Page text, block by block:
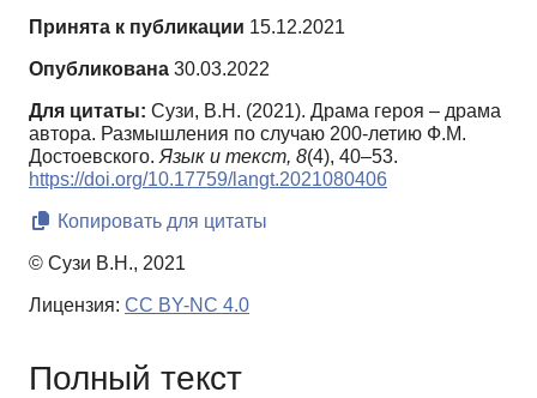
Принята к публикации 15.12.2021
Опубликована 30.03.2022
Для цитаты: Сузи, В.Н. (2021). Драма героя – драма
автора. Размышления по случаю 200-летию Ф.М.
Достоевского. Язык и текст, 8(4), 40–53.
https://doi.org/10.17759/langt.2021080406
Копировать для цитаты
© Сузи В.Н., 2021
Лицензия: CC BY-NC 4.0
Полный текст